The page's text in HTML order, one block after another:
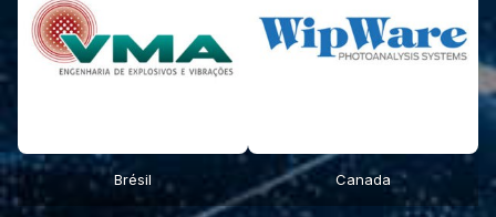
Brésil Canada